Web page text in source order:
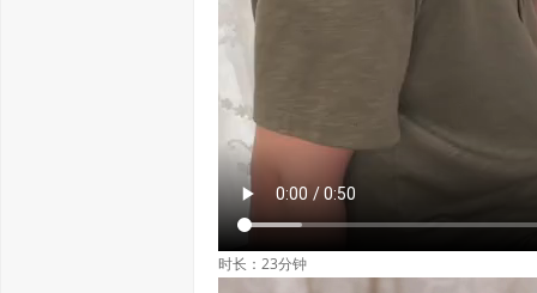
时长：23分钟